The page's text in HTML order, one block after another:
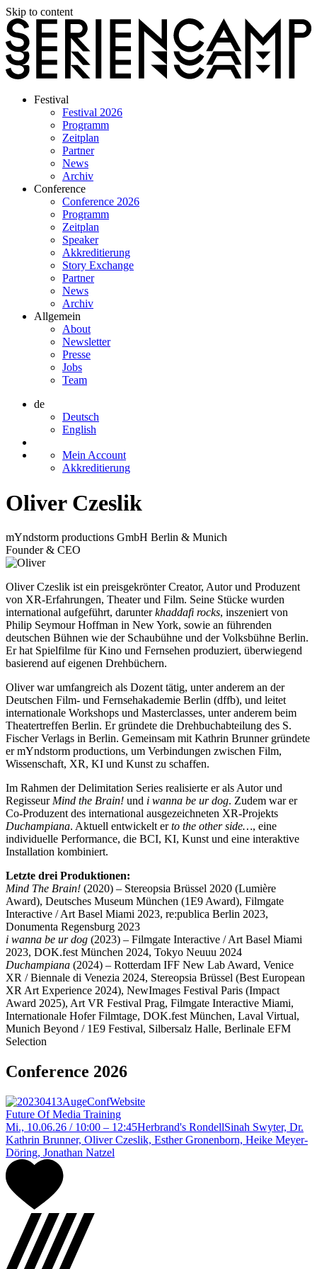
Skip to content
Festival
Festival 2026
Programm
Zeitplan
Partner
News
Archiv
Conference
Conference 2026
Programm
Zeitplan
Speaker
Akkreditierung
Story Exchange
Partner
News
Archiv
Allgemein
About
Newsletter
Presse
Jobs
Team
de
Deutsch
English
Mein Account
Akkreditierung
Oliver Czeslik
mYndstorm productions GmbH Berlin & Munich
Founder & CEO
Oliver Czeslik ist ein preisgekrönter Creator, Autor und Produzent
von XR-Erfahrungen, Theater und Film. Seine Stücke wurden
international aufgeführt, darunterkhaddafi rocks, inszeniert von
Philip Seymour Hoffman in New York, sowie an führenden
deutschen Bühnen wie der Schaubühne und der Volksbühne Berlin.
Er hat Spielfilme für Kino und Fernsehen produziert, überwiegend
basierend auf eigenen Drehbüchern.
Oliver war umfangreich als Dozent tätig, unter anderem an der
Deutschen Film- und Fernsehakademie Berlin (dffb), und leitet
internationale Workshops und Masterclasses, unter anderem beim
Theatertreffen Berlin. Er gründete die Drehbuchabteilung des S.
Fischer Verlags in Berlin. Gemeinsam mit Kathrin Brunner gründete
er mYndstorm productions, um Verbindungen zwischen Film,
Wissenschaft, XR, KI und Kunst zu schaffen.
Im Rahmen der Delimitation Series realisierte er als Autor und
Regisseur Mind the Brain! und i wanna be ur dog. Zudem war er
Co-Produzent des international ausgezeichneten XR-Projekts
Duchampiana. Aktuell entwickelt erto the other side…, eine
individuelle Performance, die BCI, KI, Kunst und eine interaktive
Installation kombiniert.
Letzte drei Produktionen:
Mind The Brain! (2020) – Stereopsia Brüssel 2020 (Lumière
Award), Deutsches Museum München (1E9 Award), Filmgate
Interactive / Art Basel Miami 2023, re:publica Berlin 2023,
Donumenta Regensburg 2023
i wanna be ur dog (2023) – Filmgate Interactive / Art Basel Miami
2023, DOK.fest München 2024, Tokyo Neuuu 2024
Duchampiana (2024) – Rotterdam IFF New Lab Award, Venice
XR / Biennale di Venezia 2024, Stereopsia Brüssel (Best European
XR Art Experience 2024), NewImages Festival Paris (Impact
Award 2025), Art VR Festival Prag, Filmgate Interactive Miami,
Internationale Hofer Filmtage, DOK.fest München, Laval Virtual,
Munich Beyond / 1E9 Festival, Silbersalz Halle, Berlinale EFM
Selection
Conference 2026
Future Of Media Training
Mi., 10.06.26 / 10:00 – 12:45Herbrand's RondellSinah Swyter, Dr.
Kathrin Brunner, Oliver Czeslik, Esther Gronenborn, Heike Meyer-
Döring, Jonathan Natzel